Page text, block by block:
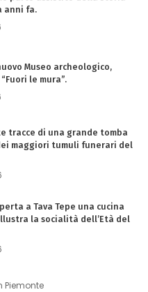
anni fa.
Museo archeologico,
le mura”.
tracce di una grande tomba
maggiori tumuli funerari del
a Tava Tepe una cucina
la socialità dell’Età del
Piemonte